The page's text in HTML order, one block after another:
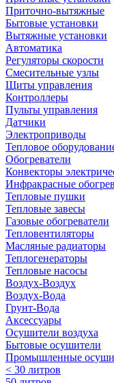
Приточно-вытяжные
Бытовые установки
Вытяжные установки
Автоматика
Регуляторы скорости
Смесительные узлы
Щиты управления
Контроллеры
Пульты управления
Датчики
Электроприводы
Тепловое
Обогреватели
Конвекторы
Инфракрасные
Тепловые пушки
Тепловые завесы
Газовые обогреватели
Тепловентиляторы
Масляные радиаторы
Теплогенераторы
Тепловые насосы
Воздух-Воздух
Воздух-Вода
Грунт-Вода
Аксессуары
Осушители воздуха
Бытовые осушители
Промышленные
< 30 литров